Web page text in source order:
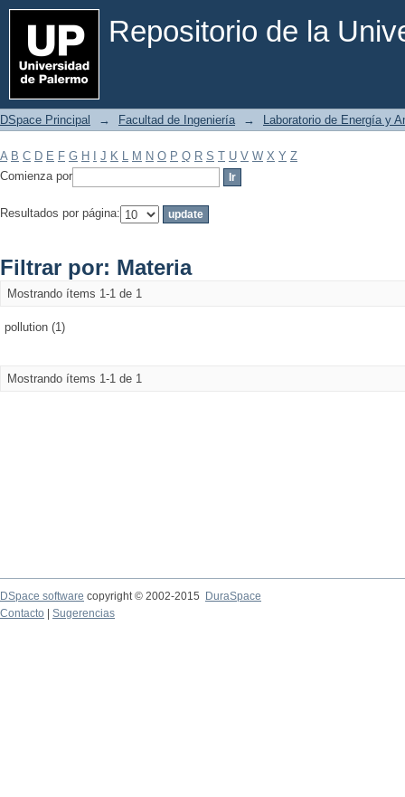
Repositorio de la
Filtrar por: Materia
DSpace Principal → Facultad de Ingeniería → Laboratorio de Energía y
A B C D E F G H J K L M N O P Q R S T U V W X Y Z
Comienza por
Resultados por página:
Filtrar por: Materia
Mostrando ítems 1-1 de 1
pollution (1)
Mostrando ítems 1-1 de 1
DSpace software copyright © 2002-2015
DuraSpace
Contacto
Sugerencias